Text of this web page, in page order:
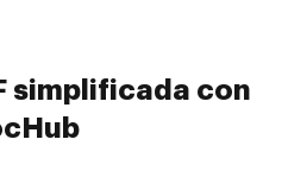
simplificada con